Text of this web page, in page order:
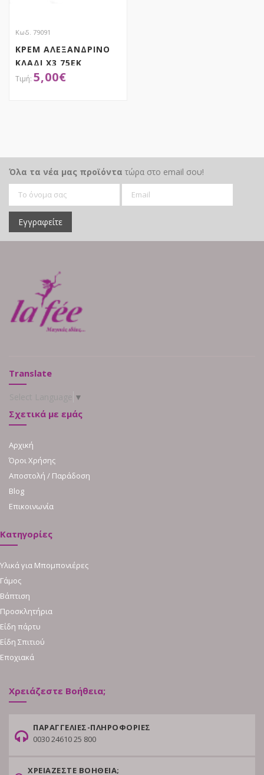
Κωδ. 79091
ΚΡΕΜ ΑΛΕΞΑΝΔΡΙΝΟ
ΚΛΑΔΙ Χ3 75ΕΚ
5,00€
Όλα τα νέα μας προϊόντα τώρα στο email σου!
Εγγραφείτε
Translate
▼
Σχετικά με εμάς
Αρχική
Όροι Χρήσης
Αποστολή / Παράδοση
Blog
Επικοινωνία
Κατηγορίες
Υλικά για Μπομπονιέρες
Γάμος
Βάπτιση
Προσκλητήρια
Είδη πάρτυ
Είδη Σπιτιού
Εποχιακά
Χρειάζεστε Βοήθεια;
ΠΑΡΑΓΓΕΛΙΕΣ-ΠΛΗΡΟΦΟΡΙΕΣ
0030 24610 25 800
ΧΡΕΙΑΖΕΣΤΕ ΒΟΗΘΕΙΑ;